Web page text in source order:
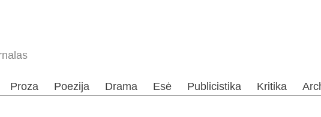
Proza Poezija Drama Esė Publicistika Kritika